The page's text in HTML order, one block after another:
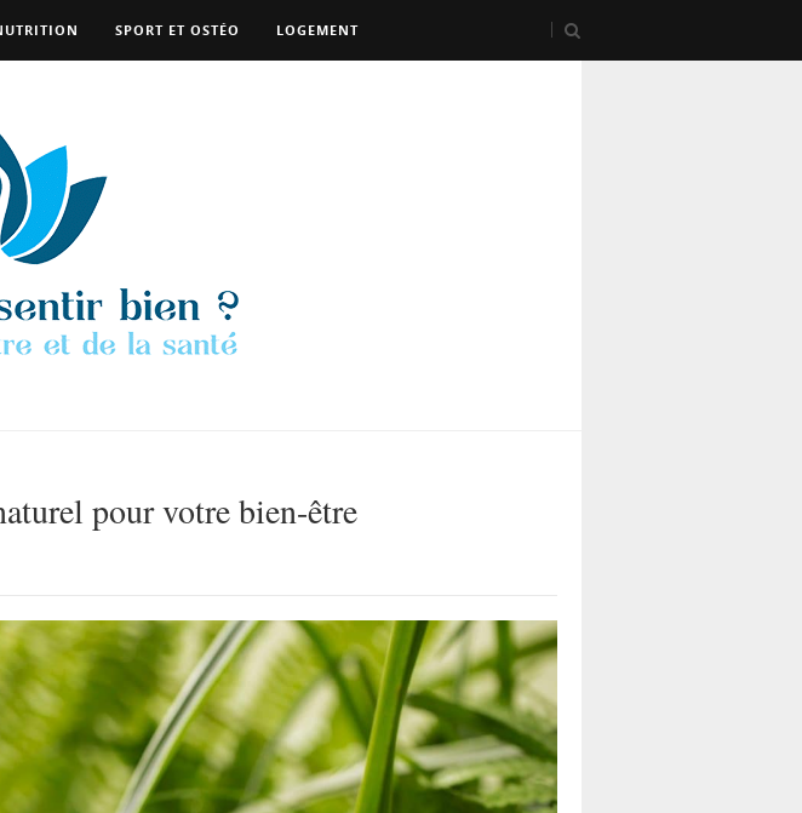
SPORT ET OSTÉO LOGEMENT
pour votre bien-être